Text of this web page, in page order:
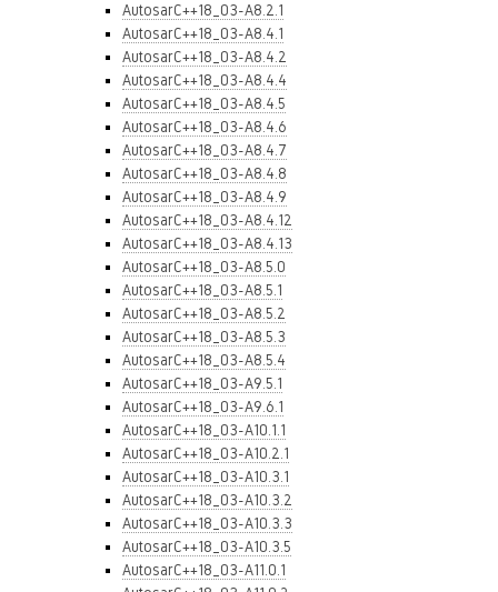
AutosarC++18_03-A8.2.1
AutosarC++18_03-A8.4.1
AutosarC++18_03-A8.4.2
AutosarC++18_03-A8.4.4
AutosarC++18_03-A8.4.5
AutosarC++18_03-A8.4.6
AutosarC++18_03-A8.4.7
AutosarC++18_03-A8.4.8
AutosarC++18_03-A8.4.9
AutosarC++18_03-A8.4.12
AutosarC++18_03-A8.4.13
AutosarC++18_03-A8.5.0
AutosarC++18_03-A8.5.1
AutosarC++18_03-A8.5.2
AutosarC++18_03-A8.5.3
AutosarC++18_03-A8.5.4
AutosarC++18_03-A9.5.1
AutosarC++18_03-A9.6.1
AutosarC++18_03-A10.1.1
AutosarC++18_03-A10.2.1
AutosarC++18_03-A10.3.1
AutosarC++18_03-A10.3.2
AutosarC++18_03-A10.3.3
AutosarC++18_03-A10.3.5
AutosarC++18_03-A11.0.1